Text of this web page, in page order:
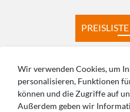
PRODUKTIONSZEITEN
Wir verwenden Cookies, um
personalisieren, Funktionen
können und die Zugriffe auf
Außerdem geben wir